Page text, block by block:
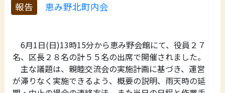
報告 恵み野北町内会
6月1日(日)13時15分から恵み野会館にて、役員２７
名、区長２８名の計５５名の出席で開催されました。
主な議題は、親睦交流会の実施計画に基づき、運営
が滞りなく実施できるよう、概要の説明、雨天時の延